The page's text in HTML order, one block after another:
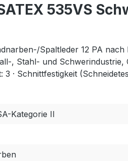
535VS
Spaltleder 12 PA
, Stahl- und
3 · Schnittfestigkeit
Kategorie II